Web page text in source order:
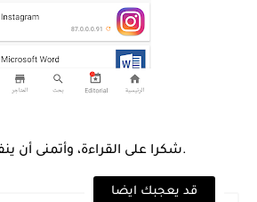
.شكرا على القراءة، وأتمنى أن
قد يعجبك ايضا